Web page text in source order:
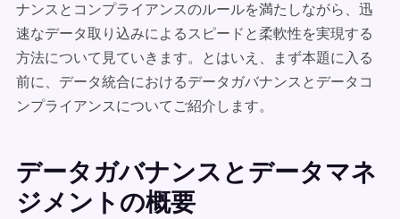
ナンスとコンプライアンスのルールを満たしながら、迅
速なデータ取り込みによるスピードと柔軟性を実現する
方法について見ていきます。とはいえ、まず本題に入る
前に、データ統合におけるデータガバナンスとデータコ
ンプライアンスについてご紹介します。
データガバナンスとデータマネ
ジメントの概要